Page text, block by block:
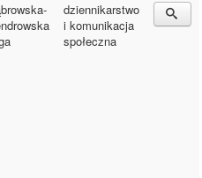
dziennikarstwo
i komunikacja
społeczna